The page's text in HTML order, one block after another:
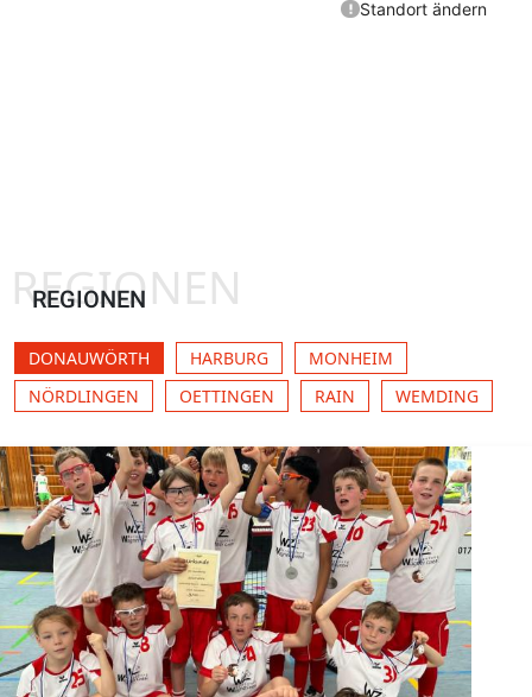
REGIONEN
REGIONEN
DONAUWÖRTH HARBURG
MONHEIM
NÖRDLINGEN
OETTINGEN RAIN WEMDING